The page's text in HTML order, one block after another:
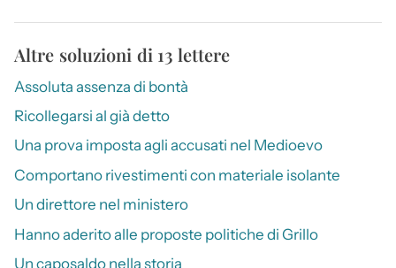
Altre soluzioni di 13 lettere
Assoluta assenza di bontà
Ricollegarsi al già detto
Una prova imposta agli accusati nel Medioevo
Comportano rivestimenti con materiale isolante
Un direttore nel ministero
Hanno aderito alle proposte politiche di Grillo
Un caposaldo nella storia